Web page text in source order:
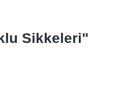
Sikkeleri"